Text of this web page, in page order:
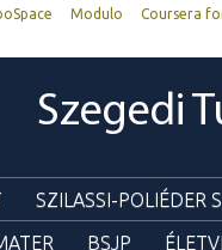
Modulo Coursera
Szegedi
SZILASSI-POLIÉDER
BSJP